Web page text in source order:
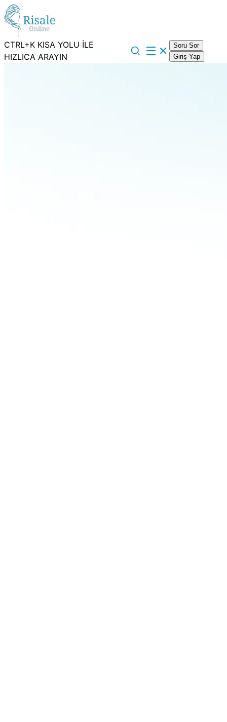
CTRL+K KISA YOLU İLE
HIZLICA ARAYIN
Soru Sor
Giriş Yap